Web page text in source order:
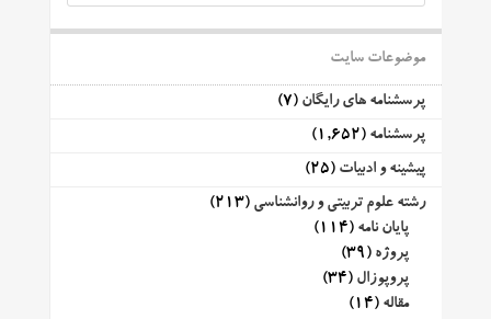
موضوعات سایت
پرسشنامه های رایگان (7)
پرسشنامه (1,652)
پیشینه و ادبیات (25)
رشته علوم تربیتی و روانشناسی (213)
پایان نامه (114)
پروژه (39)
پروپوزال (34)
مقاله (14)